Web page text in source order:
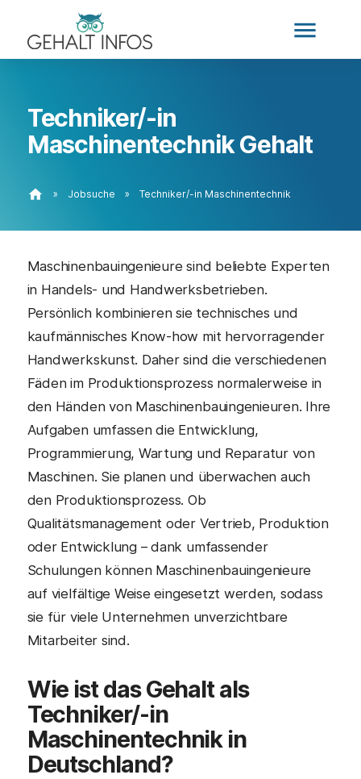
menu
Techniker/-in
Maschinentechnik Gehalt
home » Jobsuche » Techniker/-in Maschinentechnik
Maschinenbauingenieure sind beliebte Experten
in Handels- und Handwerksbetrieben.
Persönlich kombinieren sie technisches und
kaufmännisches Know-how mit hervorragender
Handwerkskunst. Daher sind die verschiedenen
Fäden im Produktionsprozess normalerweise in
den Händen von Maschinenbauingenieuren. Ihre
Aufgaben umfassen die Entwicklung,
Programmierung, Wartung und Reparatur von
Maschinen. Sie planen und überwachen auch
den Produktionsprozess. Ob
Qualitätsmanagement oder Vertrieb, Produktion
oder Entwicklung – dank umfassender
Schulungen können Maschinenbauingenieure
auf vielfältige Weise eingesetzt werden, sodass
sie für viele Unternehmen unverzichtbare
Mitarbeiter sind.
Wie ist das Gehalt als
Techniker/-in
Maschinentechnik in
Deutschland?